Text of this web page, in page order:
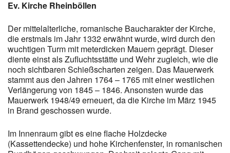
Ev. Kirche Rheinböllen
Der mittelalterliche, romanische Baucharakter der Kirche,
die erstmals im Jahr 1332 erwähnt wurde, wird durch den
wuchtigen Turm mit meterdicken Mauern geprägt. Dieser
diente einst als Zufluchtsstätte und Wehr zugleich, wie die
noch sichtbaren Schießscharten zeigen. Das Mauerwerk
stammt aus den Jahren 1764 – 1765 mit einer westlichen
Verlängerung von 1845 – 1846. Ansonsten wurde das
Mauerwerk 1948/49 erneuert, da die Kirche im März 1945
in Brand geschossen wurde.
Im Innenraum gibt es eine flache Holzdecke
(Kassettendecke) und hohe Kirchenfenster, in romanischen